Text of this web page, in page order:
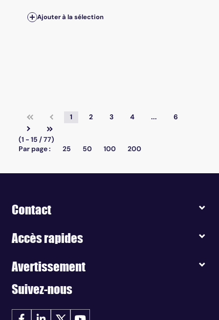
Ajouter à la sélection
1 2 3 4 ... 6
(1 - 15 / 77)
Par page :
25 50 100 200
Contact
Accès rapides
Avertissement
Suivez-nous